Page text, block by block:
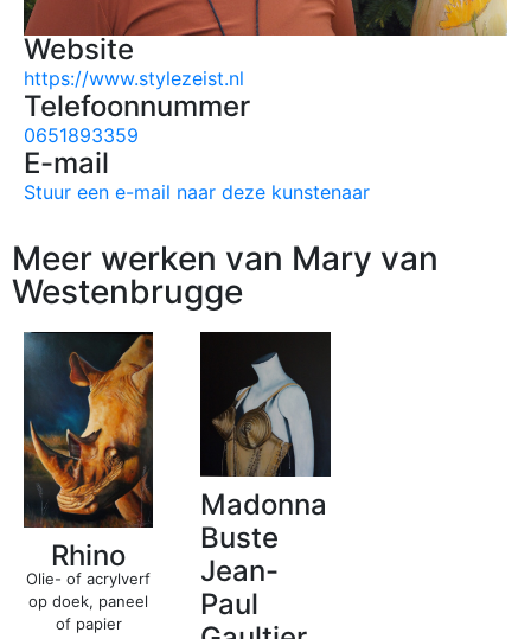
Website
https://www.stylezeist.nl
Telefoonnummer
0651893359
E-mail
Stuur een e-mail naar deze kunstenaar
Meer werken van Mary van
Westenbrugge
Rhino
Olie- of acrylverf
op doek, paneel
of papier
Madonna
Buste
Jean-
Paul